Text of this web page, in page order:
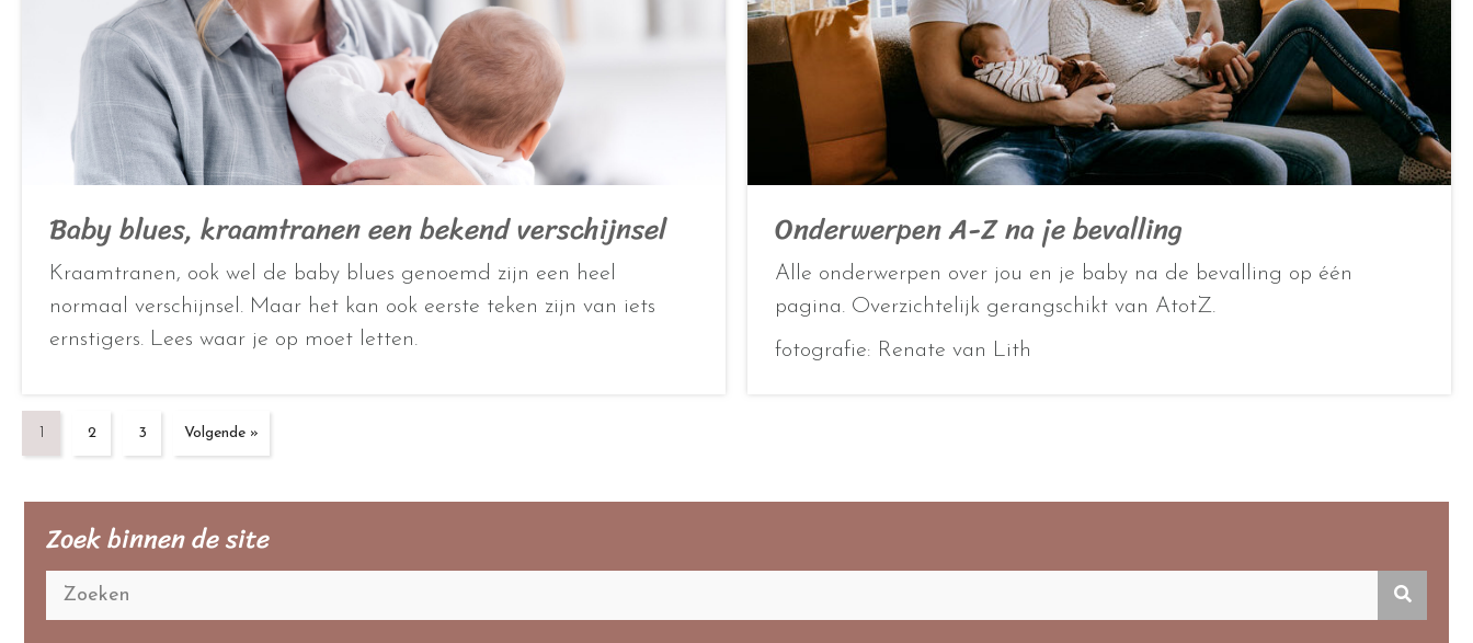
Baby blues, kraamtranen een bekend verschijnsel
Kraamtranen, ook wel de baby blues genoemd zijn een heel
normaal verschijnsel. Maar het kan ook eerste teken zijn van iets
ernstigers. Lees waar je op moet letten.
Onderwerpen A-Z na je bevalling
Alle onderwerpen over jou en je baby na de bevalling op één
pagina. Overzichtelijk gerangschikt van AtotZ.
fotografie: Renate van Lith
1 2 3 Volgende »
Zoek binnen de site